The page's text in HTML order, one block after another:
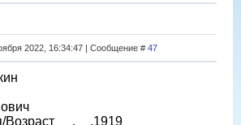
2022, 16:34:47 | Сообщение # 47
__.__.1919